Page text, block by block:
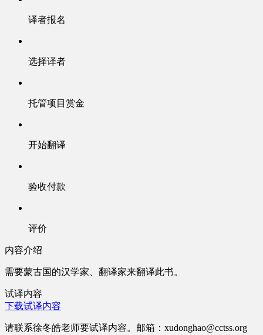
译者报名
选择译者
托管项目赏金
开始翻译
验收付款
评价
内容介绍
需要蒙古国的汉学家、翻译家来翻译此书。
试译内容
下载试译内容
请联系徐冬皓老师要试译内容。邮箱：xudonghao@cctss.org